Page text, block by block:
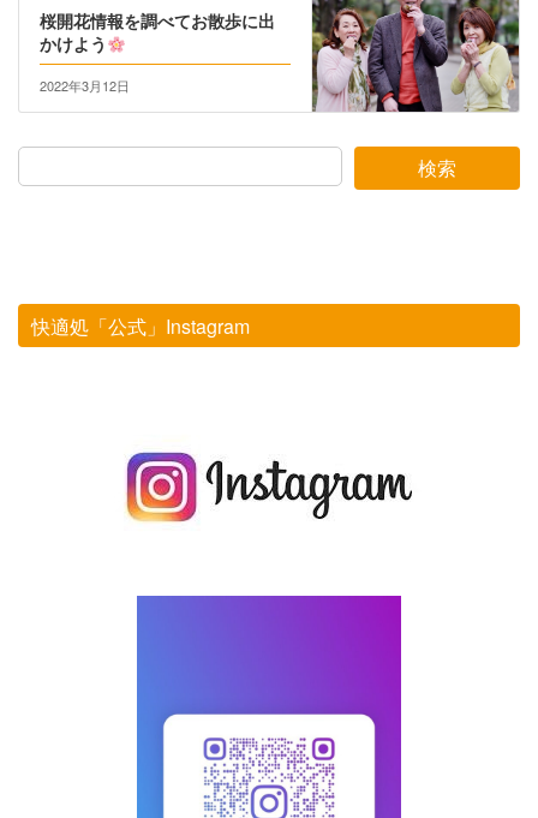
桜開花情報を調べてお散歩に出
かけよう
2022年3月12日
検索
快適処「公式」Instagram